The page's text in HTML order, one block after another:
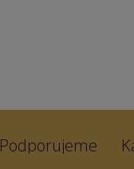
Podporujeme